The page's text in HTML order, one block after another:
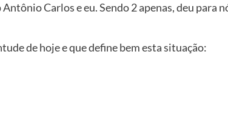
Carlos e eu. Sendo 2 apenas, deu para
de hoje e que define bem esta situação: